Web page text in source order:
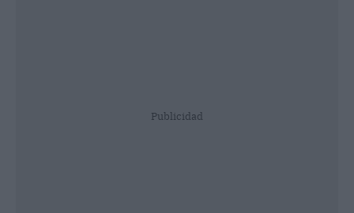
Publicidad